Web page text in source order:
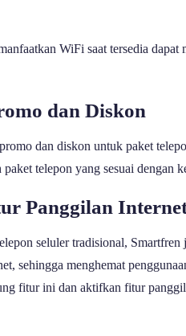
WiFi saat tersedia
dan Diskon
dan diskon untuk paket
telepon yang sesuai
Panggilan
seluler tradisional,
sehingga menghemat
fitur ini dan aktifkan fitur